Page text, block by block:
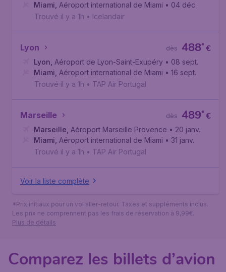
Miami Aéroport international de Miami • 04 déc.
Trouvé il y a 1h • Icelandair
Lyon €
488*
dès
Lyon Aéroport de Lyon-Saint-Exupéry • 08 sept.
Miami Aéroport international de Miami • 16 sept.
Trouvé il y a 1h • TAP Air Portugal
Marseille €
489*
dès
Marseille Aéroport Marseille Provence • 20 janv.
Miami Aéroport international de Miami • 31 janv.
Trouvé il y a 1h • TAP Air Portugal
Voir la liste complète
*Prix initiaux pour un vol aller-retour. Taxes et suppléments inclus.
Les prix ne comprennent pas les frais de réservation à 9,99€.
Plus de détails
Comparez les billets d’avion